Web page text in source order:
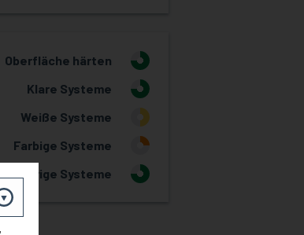
Oberfläche härten
3
Klare Systeme
3
Weiße Systeme
2
Farbige Systeme
1
Wässrige Systeme
3